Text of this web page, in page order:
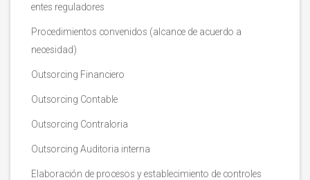
entes reguladores
Procedimientos convenidos (alcance de acuerdo a
necesidad)
Outsorcing Financiero
Outsorcing Contable
Outsorcing Contraloria
Outsorcing Auditoria interna
Elaboración de procesos y establecimiento de controles